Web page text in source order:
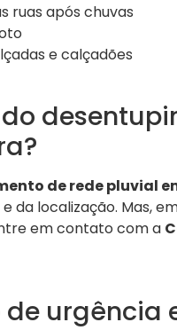
ruas após chuvas
e calçadões
de rede pluvial
da localização. Mas,
em contato com a
urgência